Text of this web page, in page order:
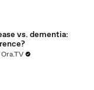
vs. dementia: